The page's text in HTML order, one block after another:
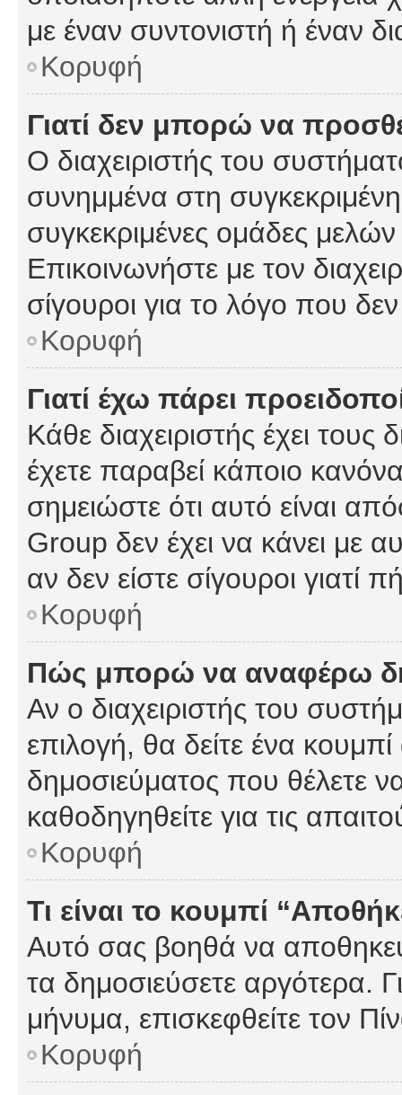
με έναν συντονιστή ή έναν
Κορυφή
Γιατί δεν μπορώ να
Ο διαχειριστής του
συνημμένα στη
συγκεκριμένες ομάδες
Επικοινωνήστε με τον
σίγουροι για το λόγο που
Κορυφή
Γιατί έχω πάρει
Κάθε διαχειριστής έχει
έχετε παραβεί κάποιο
σημειώστε ότι αυτό είναι
Group δεν έχει να κάνει με
αν δεν είστε σίγουροι γιατί
Κορυφή
Πώς μπορώ να αναφέρω
Αν ο διαχειριστής του
επιλογή, θα δείτε ένα
δημοσιεύματος που θέλετε
καθοδηγηθείτε για τις
Κορυφή
Τι είναι το κουμπί
Αυτό σας βοηθά να
τα δημοσιεύσετε αργότερα.
μήνυμα, επισκεφθείτε τον
Κορυφή